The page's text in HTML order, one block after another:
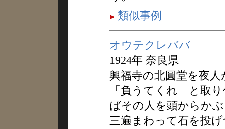
類似事例
オウテクレババ
1924年 奈良県
興福寺の北圓堂を夜
「負うてくれ」と取
ばその人を頭からか
三遍まわって石を投